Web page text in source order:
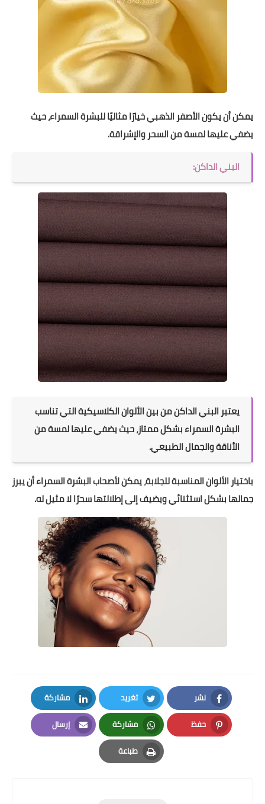
يمكن أن يكون الأصفر الذهبي خيارًا مثاليًا للبشرة السمراء، حيث
يضفي عليها لمسة من السحر والإشراقة.
البني الداكن:
يعتبر البني الداكن من بين الألوان الكلاسيكية التي تناسب
البشرة السمراء بشكل ممتاز، حيث يضفي عليها لمسة من
الأناقة والجمال الطبيعي.
باختيار الألوان المناسبة للجلابة، يمكن لأصحاب البشرة السمراء أن يبرز
جمالها بشكل استثنائي ويضيف إلى إطلالتها سحرًا لا مثيل له.
نشر
Facebook
تغريد
Twitter
مشاركة
LinkedIn
حفظ
Pinterest
مشاركة
Whatsapp
إرسال
Email
طباعة
Print